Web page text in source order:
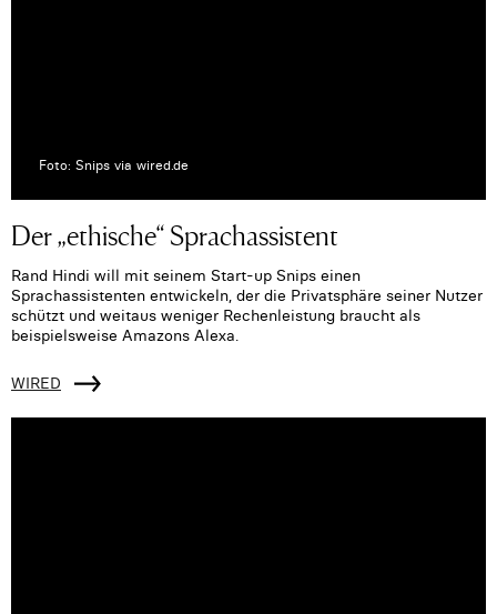
Foto: Snips via wired.de
Der „ethische“ Sprachassistent
Rand Hindi will mit seinem Start-up Snips einen
Sprachassistenten entwickeln, der die Privatsphäre seiner Nutzer
schützt und weitaus weniger Rechenleistung braucht als
beispielsweise Amazons Alexa.
WIRED